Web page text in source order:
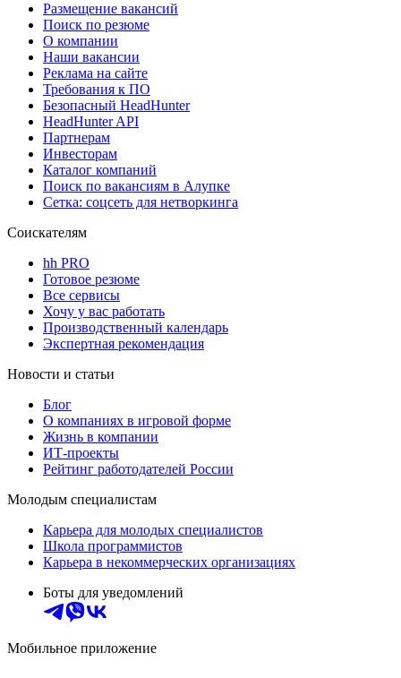
Размещение вакансий
Поиск по резюме
О компании
Наши вакансии
Реклама на сайте
Требования к ПО
Безопасный HeadHunter
HeadHunter API
Партнерам
Инвесторам
Каталог компаний
Поиск по вакансиям в Алупке
Сетка: соцсеть для нетворкинга
Соискателям
hh PRO
Готовое резюме
Все сервисы
Хочу у вас работать
Производственный календарь
Экспертная рекомендация
Новости и статьи
Блог
О компаниях в игровой форме
Жизнь в компании
ИТ-проекты
Рейтинг работодателей России
Молодым специалистам
Карьера для молодых специалистов
Школа программистов
Карьера в некоммерческих организациях
Боты для уведомлений
Мобильное приложение